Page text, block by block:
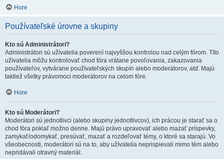
Hore
Používateľské úrovne a skupiny
Kto sú Administrátori?
Administrátori sú užívatelia poverení najvyššou kontrolou nad celým fórom. Títo
užívatelia môžu kontrolovať chod fóra vrátane povoľovania, zakazovania
používateľov, vytvárane používateľských skupín alebo moderátorov, atď. Majú
taktiež všetky právomoci moderátorov na celom fóre.
Hore
Kto sú Moderátori?
Moderátori sú jednotlivci (alebo skupiny jednotlivcov), ich prácou je starať sa o
chod fóra pokiaľ možno denne. Majú právo upravovať alebo mazať príspevky,
zamykať/odomykať, presúvať, mazať a rozdeľovať témy, o ktoré sa starajú. Vo
všeobecnosti, moderátori sú na to, aby užívatelia neprispievali mimo tém alebo
nepridávali otravný materiál.